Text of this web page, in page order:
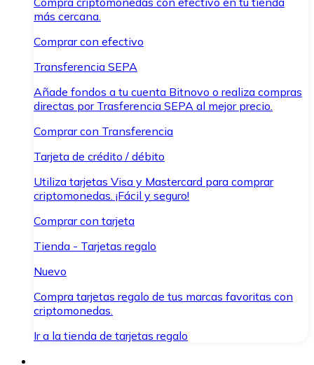
más cercana.
Comprar con efectivo
Transferencia SEPA
Añade fondos a tu cuenta Bitnovo o realiza compras
directas por Trasferencia SEPA al mejor precio.
Comprar con Transferencia
Tarjeta de crédito / débito
Utiliza tarjetas Visa y Mastercard para comprar
criptomonedas. ¡Fácil y seguro!
Comprar con tarjeta
Tienda - Tarjetas regalo
Nuevo
Compra tarjetas regalo de tus marcas favoritas con
criptomonedas.
Ir a la tienda de tarjetas regalo